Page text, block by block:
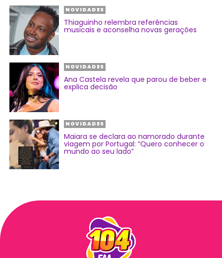
NOVIDADES
Thiaguinho relembra referências
musicais e aconselha novas gerações
NOVIDADES
Ana Castela revela que parou de beber e
explica decisão
NOVIDADES
Maiara se declara ao namorado durante
viagem por Portugal: “Quero conhecer o
mundo ao seu lado”